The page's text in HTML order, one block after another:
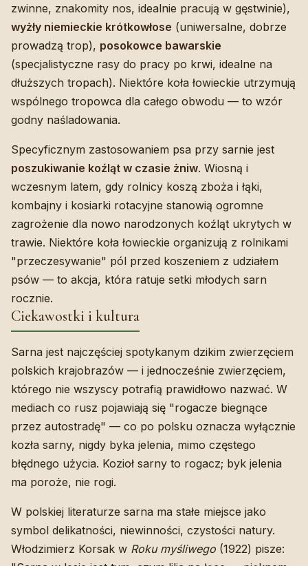
zwinne, znakomity nos, idealnie pracują w gęstwinie),
wyżły niemieckie krótkowłose (uniwersalne, dobrze
prowadzą trop), posokowce bawarskie
(specjalistyczne rasy do pracy po krwi, idealne na
dłuższych tropach). Niektóre koła łowieckie utrzymują
wspólnego tropowca dla całego obwodu — to wzór
godny naśladowania.
Specyficznym zastosowaniem psa przy sarnie jest
poszukiwanie koźląt w czasie żniw. Wiosną i
wczesnym latem, gdy rolnicy koszą zboża i łąki,
kombajny i kosiarki rotacyjne stanowią ogromne
zagrożenie dla nowo narodzonych koźląt ukrytych w
trawie. Niektóre koła łowieckie organizują z rolnikami
"przeczesywanie" pól przed koszeniem z udziałem
psów — to akcja, która ratuje setki młodych sarn
rocznie.
Ciekawostki i kultura
Sarna jest najczęściej spotykanym dzikim zwierzęciem
polskich krajobrazów — i jednocześnie zwierzęciem,
którego nie wszyscy potrafią prawidłowo nazwać. W
mediach co rusz pojawiają się "rogacze biegnące
przez autostradę" — co po polsku oznacza wyłącznie
kozła sarny, nigdy byka jelenia, mimo częstego
błędnego użycia. Kozioł sarny to rogacz; byk jelenia
ma poroże, nie rogi.
W polskiej literaturze sarna ma stałe miejsce jako
symbol delikatności, niewinności, czystości natury.
Włodzimierz Korsak w Roku myśliwego (1922) pisze: